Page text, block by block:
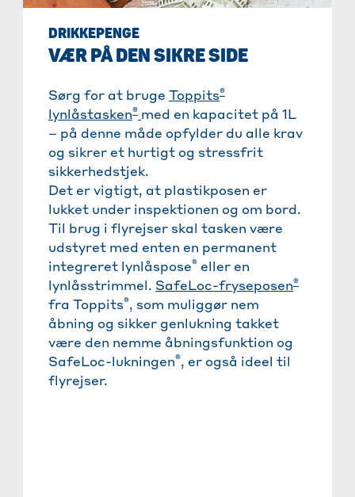
DRIKKEPENGE
VÆR PÅ DEN SIKRE SIDE
Sørg for at bruge oppits®
lynlåstasken® med en kapacitet på 1L
– på denne måde opfylder du alle krav
og sikrer et hurtigt og stressfrit
sikkerhedstjek.
Det er vigtigt, at plastikposen er
lukket under inspektionen og om bord.
Til brug i flyrejser skal tasken være
udstyret med enten en permanent
integreret lynlåspose® eller en
lynlåsstrimmel. SafeLoc-fryseposen®
fra Toppits®, som muliggør nem
åbning og sikker genlukning takket
være den nemme åbningsfunktion og
SafeLoc-lukningen®, er også ideel til
flyrejser.